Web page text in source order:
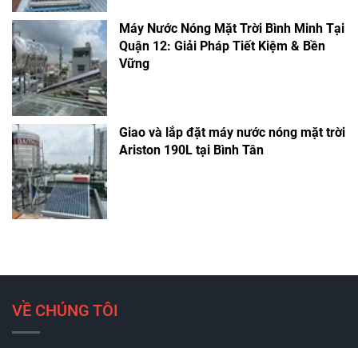
Máy Nước Nóng Mặt Trời Bình Minh Tại
Quận 12: Giải Pháp Tiết Kiệm & Bền
Vững
Giao và lắp đặt máy nước nóng mặt trời
Ariston 190L tại Bình Tân
VỀ CHÚNG TÔI